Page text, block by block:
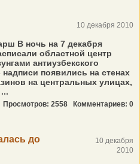
10 декабря 2010
В ночь на 7 декабря
областной центр
антиузбекского
появились на стенах
на центральных улицах,
Просмотров: 2558 Комментариев: 0
до
10 декабря
2010